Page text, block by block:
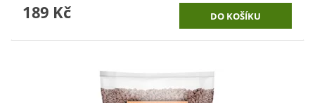
189 Kč